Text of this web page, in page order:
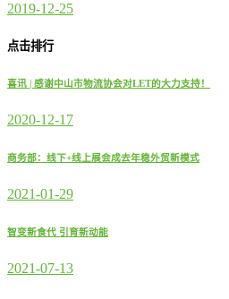
2019-12-25
点击排行
喜讯 | 感谢中山市物流协会对LET的大力支持！
2020-12-17
商务部：线下+线上展会成去年稳外贸新模式
2021-01-29
智变新食代 引育新动能
2021-07-13